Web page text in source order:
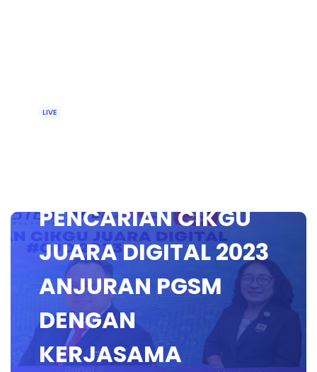
LIVE
PENCARIAN CIKGU
JUARA DIGITAL 2023
ANJURAN PGSM
DENGAN
KERJASAMA